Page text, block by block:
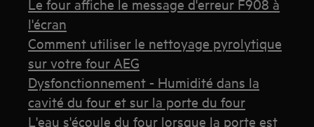
Le four affiche le message d'erreur F908 à
l'écran
Comment utiliser le nettoyage pyrolytique
sur votre four AEG
Dysfonctionnement - Humidité dans la
cavité du four et sur la porte du four
L'eau s'écoule du four lorsque la porte est